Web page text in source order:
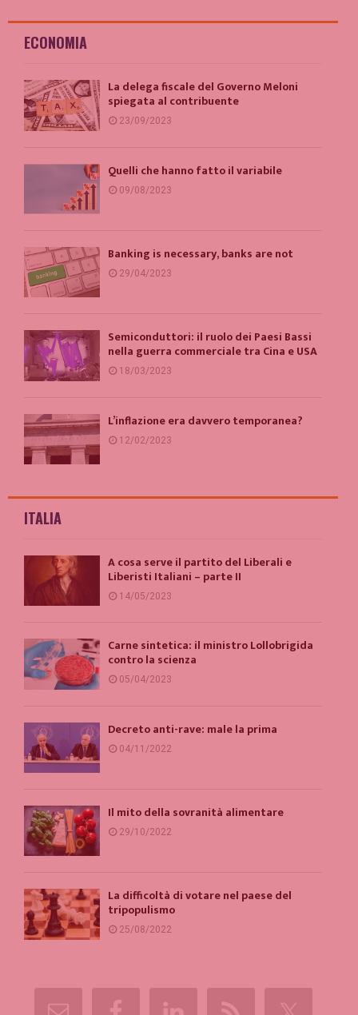
ECONOMIA
La delega fiscale del Governo Meloni
spiegata al contribuente
23/09/2023
Quelli che hanno fatto il variabile
09/08/2023
Banking is necessary, banks are not
29/04/2023
Semiconduttori: il ruolo dei Paesi Bassi
nella guerra commerciale tra Cina e USA
18/03/2023
L’inflazione era davvero temporanea?
12/02/2023
ITALIA
A cosa serve il partito del Liberali e
Liberisti Italiani – parte II
14/05/2023
Carne sintetica: il ministro Lollobrigida
contro la scienza
05/04/2023
Decreto anti-rave: male la prima
04/11/2022
Il mito della sovranità alimentare
29/10/2022
La difficoltà di votare nel paese del
tripopulismo
25/08/2022